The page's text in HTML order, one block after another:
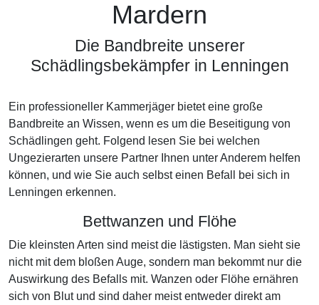
Mardern
Die Bandbreite unserer
Schädlingsbekämpfer in Lenningen
Ein professioneller Kammerjäger bietet eine große
Bandbreite an Wissen, wenn es um die Beseitigung von
Schädlingen geht. Folgend lesen Sie bei welchen
Ungezierarten unsere Partner Ihnen unter Anderem helfen
können, und wie Sie auch selbst einen Befall bei sich in
Lenningen erkennen.
Bettwanzen und Flöhe
Die kleinsten Arten sind meist die lästigsten. Man sieht sie
nicht mit dem bloßen Auge, sondern man bekommt nur die
Auswirkung des Befalls mit. Wanzen oder Flöhe ernähren
sich von Blut und sind daher meist entweder direkt am